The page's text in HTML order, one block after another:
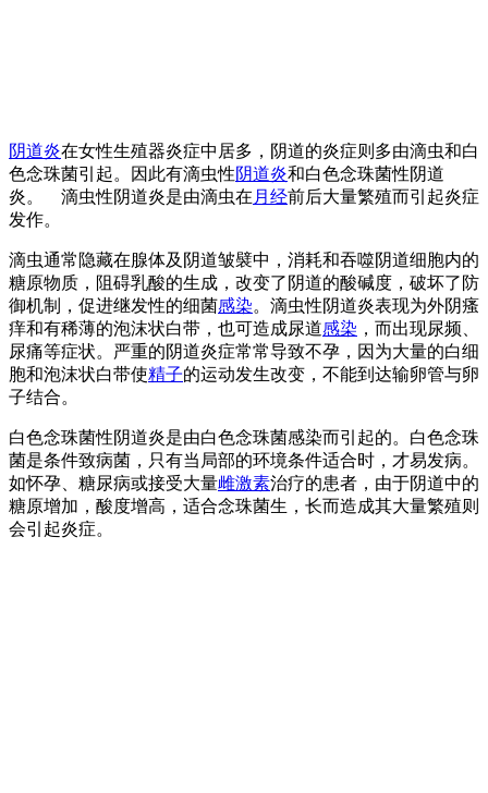
阴道炎在女性生殖器炎症中居多，阴道的炎症则多由滴虫和白
色念珠菌引起。因此有滴虫性阴道炎和白色念珠菌性阴道
炎。 滴虫性阴道炎是由滴虫在 月经前后大量繁殖而引起炎症
发作。
滴虫通常隐藏在腺体及阴道皱襞中，消耗和吞噬阴道细胞内的
糖原物质，阻碍乳酸的生成，改变了阴道的酸碱度，破坏了防
御机制，促进继发性的细菌感染。滴虫性阴道炎表现为外阴瘙
痒和有稀薄的泡沫状白带，也可造成尿道感染 ，而出现尿频、
尿痛等症状。严重的阴道炎症常常导致不孕，因为大量的白细
胞和泡沫状白带使精子的运动发生改变，不能到达输卵管与卵
子结合。
白色念珠菌性阴道炎是由白色念珠菌感染而引起的。白色念珠
菌是条件致病菌，只有当局部的环境条件适合时，才易发病。
如怀孕、糖尿病或接受大量雌激素治疗的患者，由于阴道中的
糖原增加，酸度增高，适合念珠菌生，长而造成其大量繁殖则
会引起炎症。